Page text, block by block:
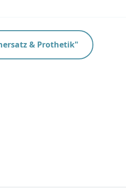
& Prothetik"